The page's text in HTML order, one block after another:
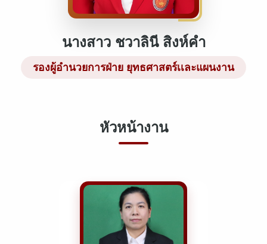
นางสาว ชวาลินี สิงห์คำ
รองผู้อำนวยการฝ่าย ยุทธศาสตร์เเละแผนงาน
หัวหน้างาน